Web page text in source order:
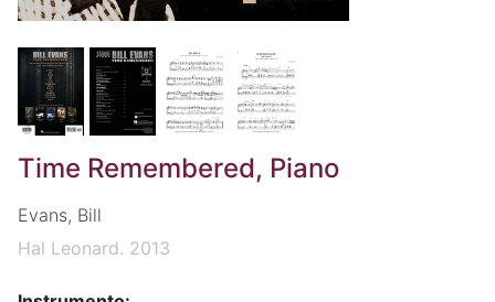
Time Remembered, Piano
Evans, Bill
Hal Leonard. 2013